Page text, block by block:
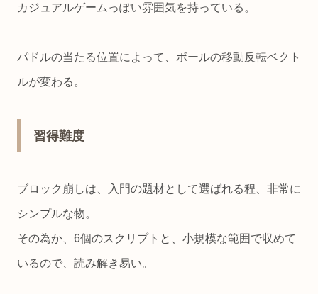
カジュアルゲームっぽい雰囲気を持っている。
パドルの当たる位置によって、ボールの移動反転ベクト
ルが変わる。
習得難度
ブロック崩しは、入門の題材として選ばれる程、非常に
シンプルな物。
その為か、6個のスクリプトと、小規模な範囲で収めて
いるので、読み解き易い。